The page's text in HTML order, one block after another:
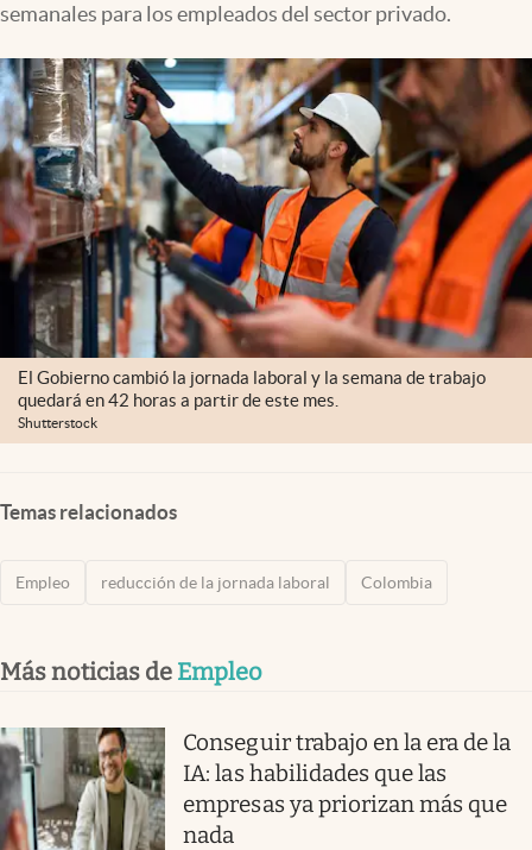
semanales para los empleados del sector privado.
El Gobierno cambió la jornada laboral y la semana de trabajo
quedará en 42 horas a partir de este mes.
Shutterstock
Temas relacionados
Empleo reducción de la jornada laboral Colombia
Más noticias de Empleo
Conseguir trabajo en la era de la
IA: las habilidades que las
empresas ya priorizan más que
nada